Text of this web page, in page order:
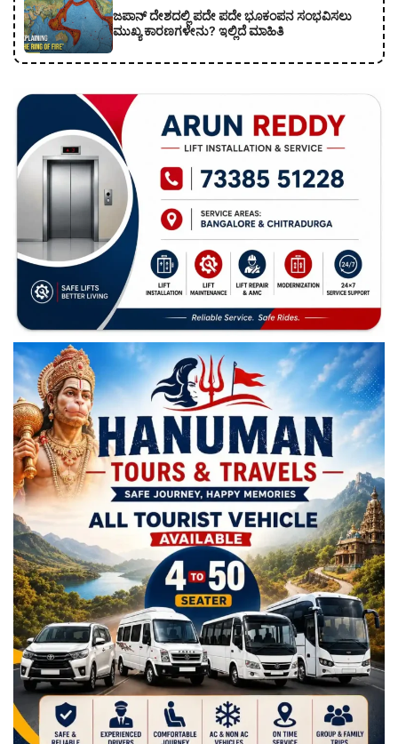
ಜಪಾನ್ ದೇಶದಲ್ಲಿ ಪದೇ ಪದೇ ಭೂಕಂಪನ ಸಂಭವಿಸಲು
ಮುಖ್ಯ ಕಾರಣಗಳೇನು? ಇಲ್ಲಿದೆ ಮಾಹಿತಿ